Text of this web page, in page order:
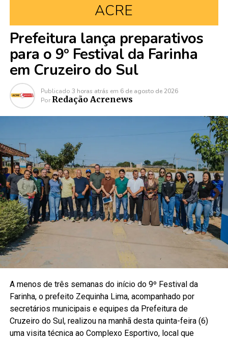
ACRE
Prefeitura lança preparativos
para o 9º Festival da Farinha
em Cruzeiro do Sul
Publicado 3 horas atrás em 6 de agosto de 2026
Por Redação Acrenews
A menos de três semanas do início do 9º Festival da
Farinha, o prefeito Zequinha Lima, acompanhado por
secretários municipais e equipes da Prefeitura de
Cruzeiro do Sul, realizou na manhã desta quinta-feira (6)
uma visita técnica ao Complexo Esportivo, local que